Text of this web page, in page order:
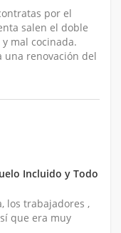
por el
salen el doble
mal cocinada.
una renovación del
Incluido y Todo
los trabajadores ,
que era muy